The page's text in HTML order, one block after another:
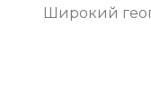
Широкий